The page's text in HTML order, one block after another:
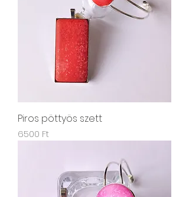
Piros pöttyös szett
Ár
6500 Ft